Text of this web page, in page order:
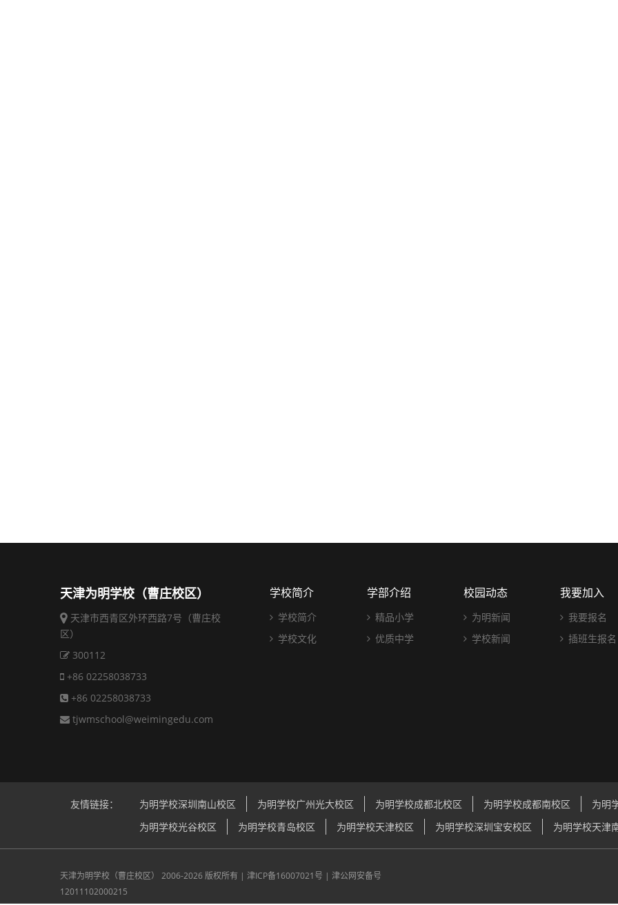
天津为明学校（曹庄校区）
天津市西青区外环西路7号（曹庄校
区）
300112
+86 02258038733
+86 02258038733
tjwmschool@weimingedu.com
学校简介
学校简介
学校文化
学部介绍
精品小学
优质中学
校园动态
为明新闻
学校新闻
我要加入
我要报名
插班生报名
友情链接： 为明学校深圳南山校区 为明学校广州光大校区 为明学校成都北校区 为明学校成都南校区
为明
为明学校光谷校区
为明学校青岛校区 为明学校天津校区 为明学校深圳宝安校区 为明学校天津
天津为明学校（曹庄校区） 2006-2026 版权所有 | 津ICP备16007021号 | 津公网安备号
12011102000215